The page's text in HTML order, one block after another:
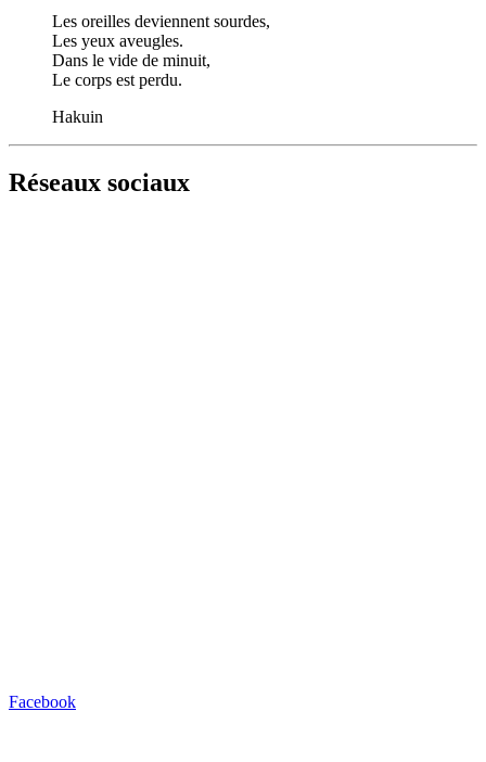
Les oreilles deviennent sourdes,
Les yeux aveugles.
Dans le vide de minuit,
Le corps est perdu.
Hakuin
Réseaux sociaux
Facebook